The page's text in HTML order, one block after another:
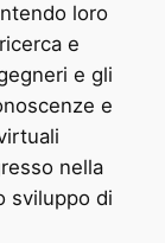
loro
e
e gli
e
nella
sviluppo di